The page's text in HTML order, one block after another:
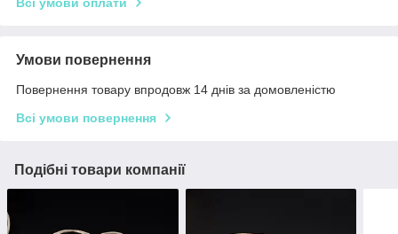
Всі умови оплати
Умови повернення
Повернення товару впродовж 14 днів за домовленістю
Всі умови повернення
Подібні товари компанії